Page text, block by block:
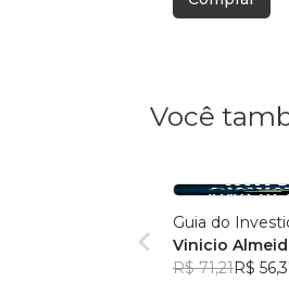
DE UMA
Você
Guia do
Vinicio
R$ 71,21R$